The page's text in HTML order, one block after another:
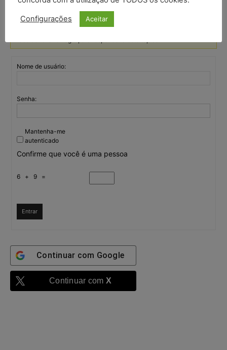
Nome de usuário:
Senha:
Mantenha-me
autenticado
Confirme que você é uma pessoa
6 + 9 =
Entrar
Continuar com Google
Continuar com X
Configurações Aceitar